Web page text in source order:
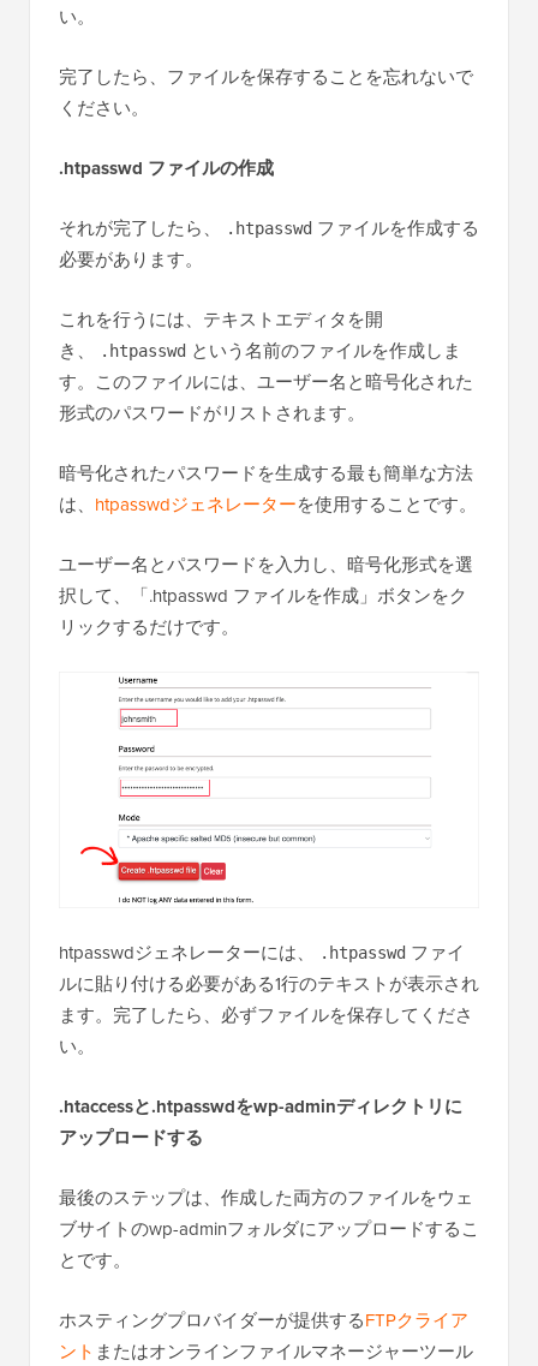
い。
完了したら、ファイルを保存することを忘れないで
ください。
.htpasswd ファイルの作成
それが完了したら、 .htpasswd ファイルを作成する
必要があります。
これを行うには、テキストエディタを開
き、
.htpasswd という名前のファイルを作成しま
す。このファイルには、ユーザー名と暗号化された
形式のパスワードがリストされます。
暗号化されたパスワードを生成する最も簡単な方法
は、 htpasswdジェネレーターを使用することです。
ユーザー名とパスワードを入力し、暗号化形式を選
択して、「.htpasswd ファイルを作成」ボタンをク
リックするだけです。
htpasswdジェネレーターには、 .htpasswd ファイ
ルに貼り付ける必要がある1行のテキストが表示され
ます。完了したら、必ずファイルを保存してくださ
い。
.htaccessと.htpasswdをwp-adminディレクトリに
アップロードする
最後のステップは、作成した両方のファイルをウェ
ブサイトのwp-adminフォルダにアップロードするこ
とです。
ホスティングプロバイダーが提供するFTPクライア
ント またはオンラインファイルマネージャーツール